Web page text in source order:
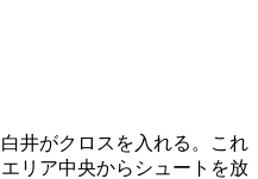
井がクロスを入れる。これ
リア中央からシュートを放